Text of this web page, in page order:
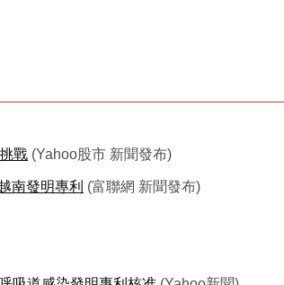
戰 (Yahoo股市 新聞發布)
南發明專利 (富聯網 新聞發布)